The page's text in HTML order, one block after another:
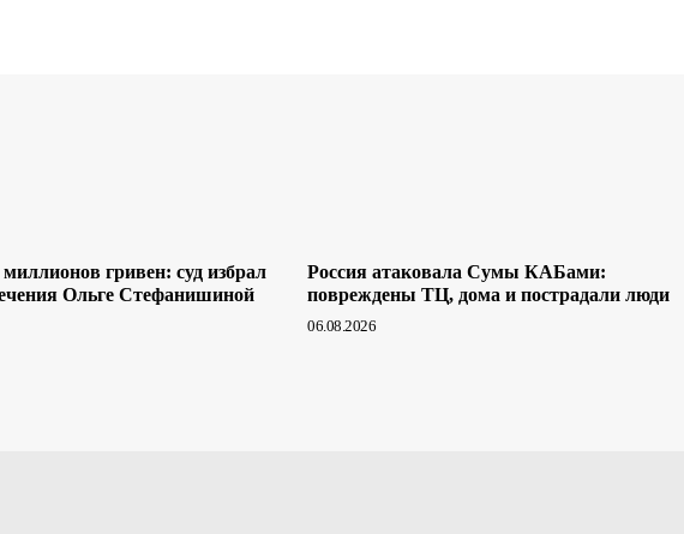
гривен: суд избрал
Ольге Стефанишиной
Россия атаковала Сумы КАБами:
повреждены ТЦ, дома и пострадали люди
06.08.2026